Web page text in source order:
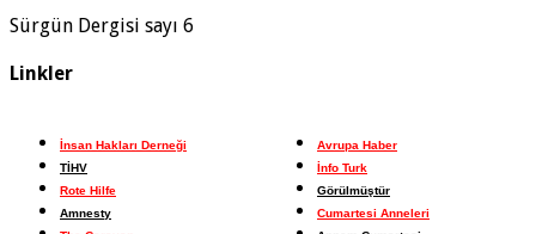
Sürgün Dergisi sayı 6
Linkler
İnsan Hakları Derneği
TİHV
Rote Hilfe
Amnesty
Avrupa Haber
İnfo Turk
Görülmüştür
Cumartesi Anneleri